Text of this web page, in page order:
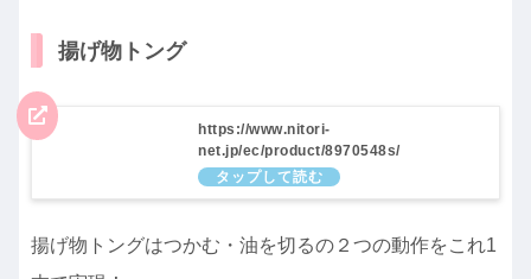
揚げ物トング
https://www.nitori-
net.jp/ec/product/8970548s/
揚げ物トングはつかむ・油を切るの２つの動作をこれ1